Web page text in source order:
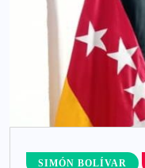
SIMÓN BOLÍVAR